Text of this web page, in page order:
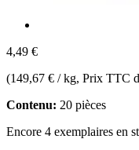
4,49 €
(149,67 € / kg, Prix TTC
Contenu: 20 pièces
Encore 4 exemplaires en